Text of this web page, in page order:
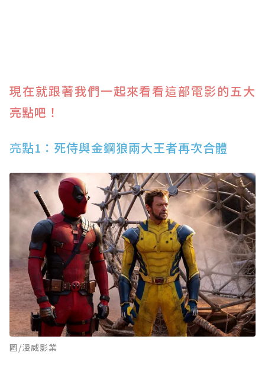
現在就跟著我們一起來看看這部電影的五大
亮點吧！
亮點1：死侍與金鋼狼兩大王者再次合體
圖/漫威影業